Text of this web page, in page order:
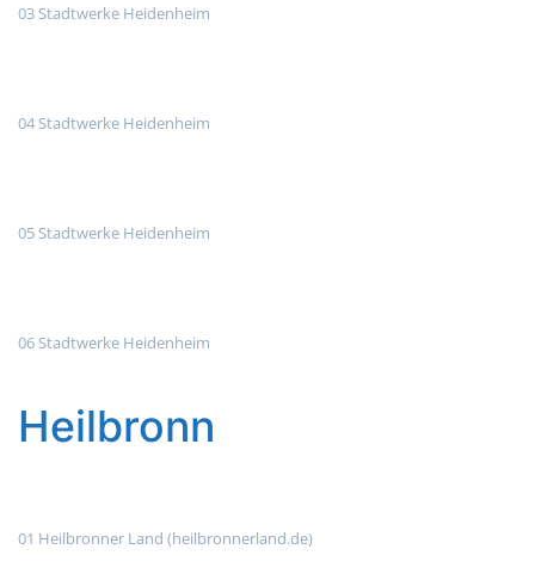
03 Stadtwerke Heidenheim
04 Stadtwerke Heidenheim
05 Stadtwerke Heidenheim
06 Stadtwerke Heidenheim
Heilbronn
01 Heilbronner Land (heilbronnerland.de)